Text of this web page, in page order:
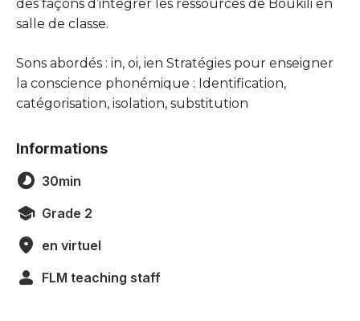
des façons d’intégrer les ressources de Boukili en
salle de classe.
Sons abordés : in, oi, ien Stratégies pour enseigner
la conscience phonémique : Identification,
catégorisation, isolation, substitution
Informations
30min
Grade 2
en virtuel
FLM teaching staff